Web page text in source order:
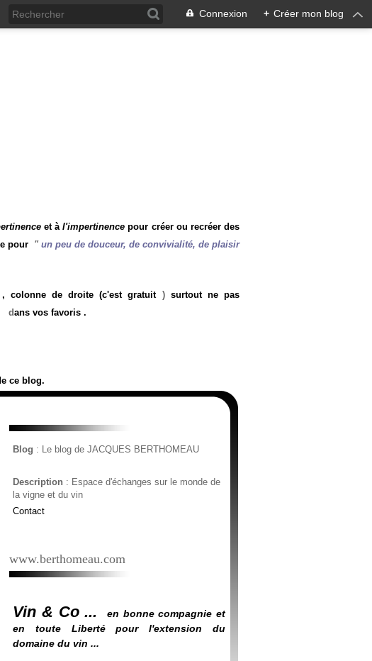
Connexion + Créer mon blog
et àl'impertinence pour créer ou recréer des
pour "un peu de douceur, de convivialité, de plaisir
colonne de droite (c'est gratuit) surtout ne pas
dans vos favoris .
ce blog.
Blog : Le blog de JACQUES BERTHOMEAU
Description : Espace d'échanges sur le monde de
la vigne et du vin
Contact
www.berthomeau.com
Vin & Co ...
en bonne compagnie et
en toute Liberté pour l'extension du
domaine du vin ...